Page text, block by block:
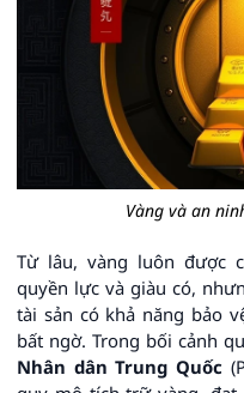
Vàng và an
Từ lâu, vàng luôn được
quyền lực và giàu có,
tài sản có khả năng bảo
bất ngờ. Trong bối cảnh
Nhân dân Trung Quốc